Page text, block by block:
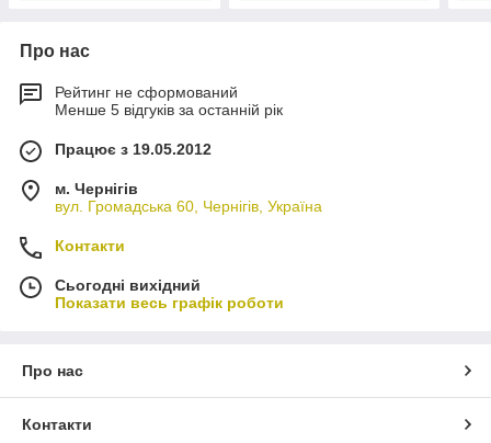
Про нас
Рейтинг не сформований
Менше 5 відгуків за останній рік
Працює з 19.05.2012
м. Чернігів
вул. Громадська 60, Чернігів, Україна
Контакти
Сьогодні вихідний
Показати весь графік роботи
Про нас
Контакти